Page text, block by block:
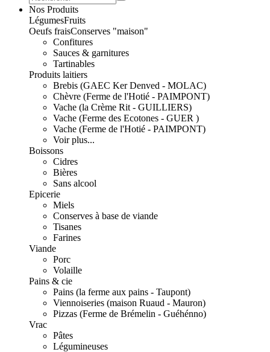
Nos Produits
LégumesFruits
Oeufs fraisConserves "maison"
Confitures
Sauces & garnitures
Tartinables
Produits laitiers
Brebis (GAEC Ker Denved - MOLAC)
Chèvre (Ferme de l'Hotié - PAIMPONT)
Vache (la Crème Rit - GUILLIERS)
Vache (Ferme des Ecotones - GUER )
Vache (Ferme de l'Hotié - PAIMPONT)
Voir plus...
Boissons
Cidres
Bières
Sans alcool
Epicerie
Miels
Conserves à base de viande
Tisanes
Farines
Viande
Porc
Volaille
Pains & cie
Pains (la ferme aux pains - Taupont)
Viennoiseries (maison Ruaud - Mauron)
Pizzas (Ferme de Brémelin - Guéhénno)
Vrac
Pâtes
Légumineuses